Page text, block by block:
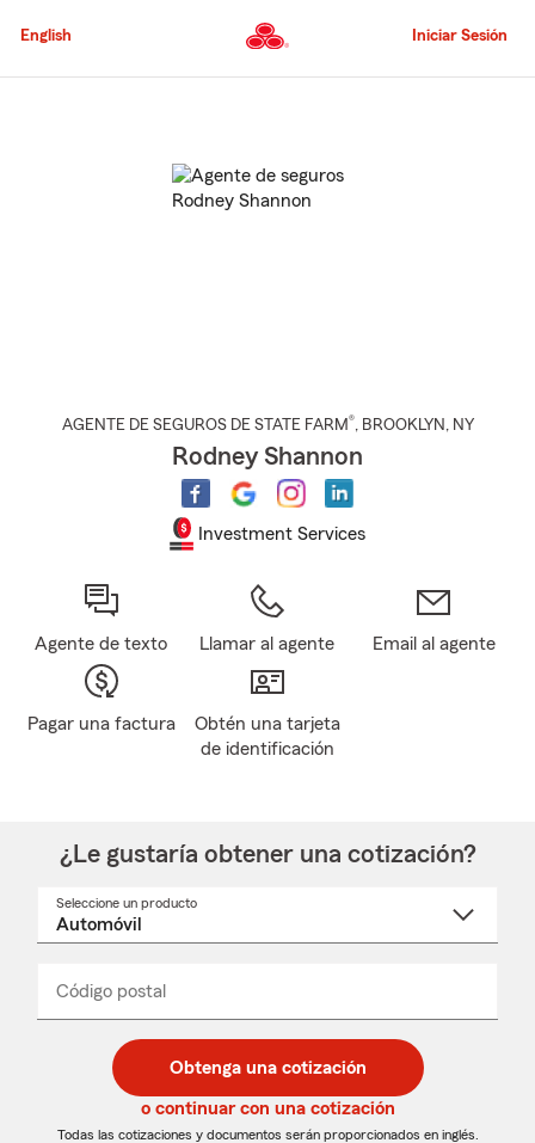
al
principal
English Iniciar Sesión
AGENTE DE SEGUROS DE STATE FARM®, BROOKLYN , NY
Rodney Shannon
Investment Services
Agente de texto Llamar al agente Email al agente
Pagar una factura
Obtén una tarjeta
de identificación
¿Le gustaría obtener una cotización?
Seleccione un producto
desplegable
Código postal
de
5
dígitos
de
5
dígitos
_____
Obtenga una cotización
o continuar con una cotización
Todas las cotizaciones y documentos serán proporcionados en inglés.